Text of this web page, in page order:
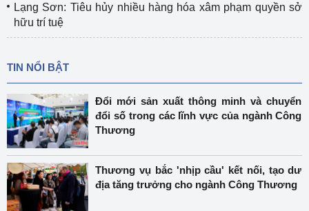
Lạng Sơn: Tiêu hủy nhiều hàng hóa xâm phạm quyền sở
hữu trí tuệ
TIN NỔI BẬT
Đổi mới sản xuất thông minh và chuyển
đổi số trong các lĩnh vực của ngành Công
Thương
Thương vụ bắc 'nhịp cầu' kết nối, tạo dư
địa tăng trưởng cho ngành Công Thương